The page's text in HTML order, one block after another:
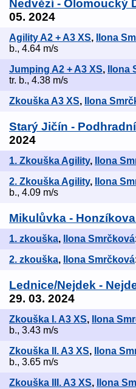
Nedvězí - Olomoucký
05. 2024
Agility A2 + A3 XS, Ilona
b., 4.64 m/s
Jumping A2 + A3 XS, Ilona
tr. b., 4.38 m/s
Zkouška A3 XS, Ilona
Starý Jičín -
2024
1. Zkouška Agility, Ilona
2. Zkouška Agility, Ilona
b., 4.09 m/s
Mikulůvka -
1. zkouška, Ilona Smrčková
2. zkouška, Ilona Smrčková
Lednice/Nejdek -
29. 03. 2024
Zkouška I. A3 XS, Ilona
b., 3.43 m/s
Zkouška II. A3 XS, Ilona
b., 3.65 m/s
Zkouška III. A3 XS, Ilona